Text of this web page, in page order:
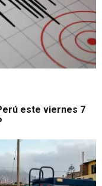
este viernes 7